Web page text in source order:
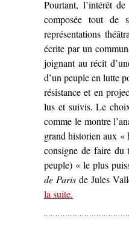
Pourtant, l’intérêt de
composée tout de
représentations
écrite par un
joignant au récit
d’un peuple en lutte
résistance et en
lus et suivis. Le
comme le montre
grand historien aux «
consigne de faire du
peuple) « le plus
de Parisde Jules
la suite– ‘
.